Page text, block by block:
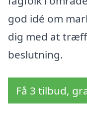
god idé om
dig med at
beslutning.
Få 3 tilbud,